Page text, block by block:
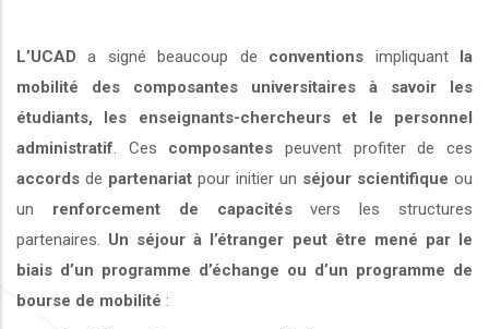
L’UCAD a signé beaucoup de conventions impliquant la
mobilité des composantes universitaires à savoir les
étudiants, les enseignants-chercheurs et le personnel
administratif . Ces composantes peuvent profiter de ces
accords de partenariat pour initier un séjour scientifique ou
un renforcement de capacitésvers les structures
partenaires. Un séjour à l’étranger peut être mené par le
biais d’un programme d’échange ou d’un programme de
bourse de mobilité :